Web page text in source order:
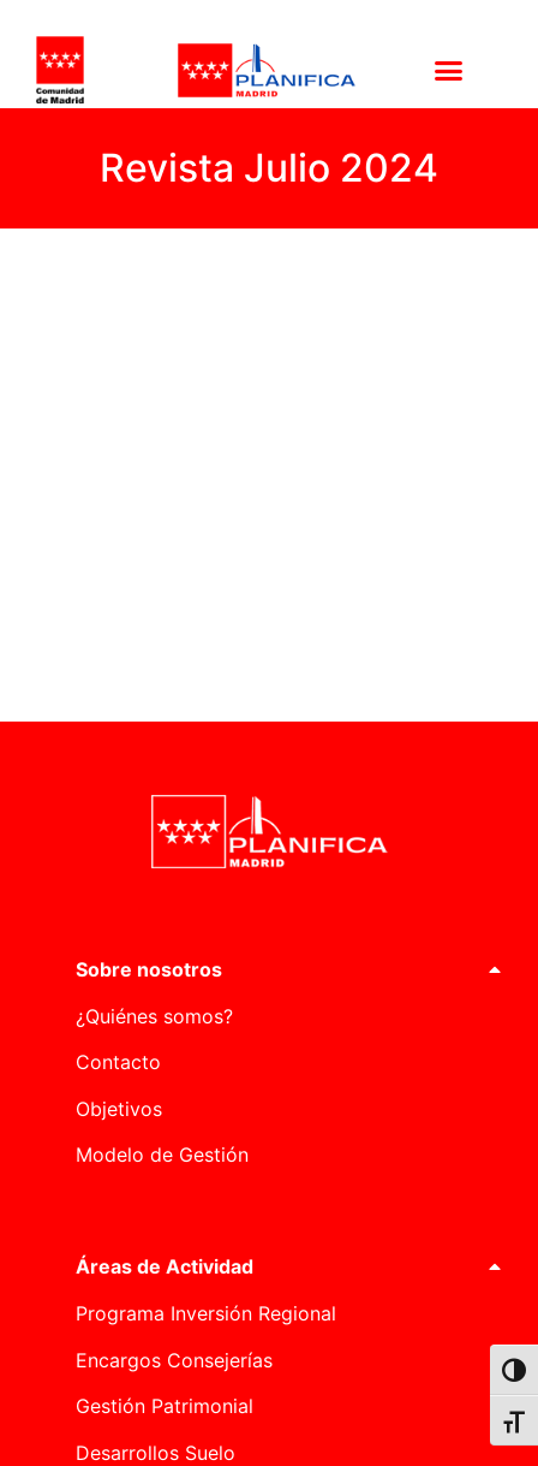
Revista Julio 2024
Sobre nosotros
¿Quiénes somos?
Contacto
Objetivos
Modelo de Gestión
Áreas de Actividad
Programa Inversión Regional
Encargos Consejerías
Gestión Patrimonial
Desarrollos Suelo